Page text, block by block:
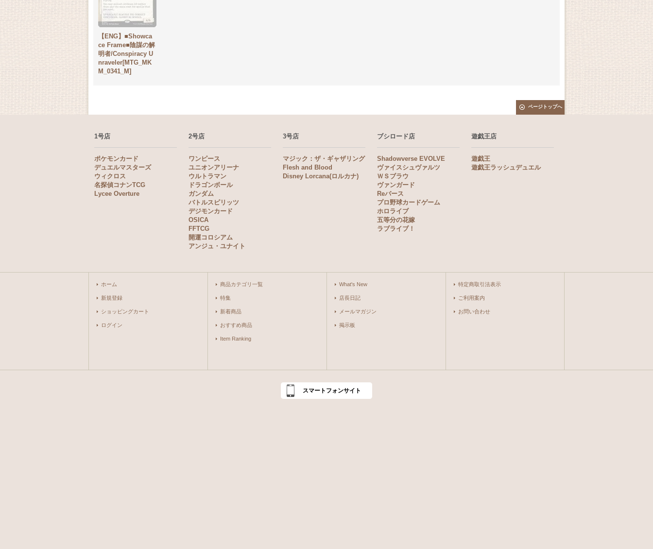
【ENG】■Showca
ce Frame■陰謀の解
明者/Conspiracy U
nraveler[MTG_MK
M_0341_M]
ページトップへ
1号店
ポケモンカード
デュエルマスターズ
ウィクロス
名探偵コナンTCG
Lycee Overture
2号店
ワンピース
ユニオンアリーナ
ウルトラマン
ドラゴンボール
ガンダム
バトルスピリッツ
デジモンカード
OSICA
FFTCG
開運コロシアム
アンジュ・ユナイト
3号店
マジック：ザ・ギャザリング
Flesh and Blood
Disney Lorcana(ロルカナ)
ブシロード店
Shadowverse EVOLVE
ヴァイスシュヴァルツ
ＷＳブラウ
ヴァンガード
Reバース
プロ野球カードゲーム
ホロライブ
五等分の花嫁
ラブライブ！
遊戯王店
遊戯王
遊戯王ラッシュデュエル
ホーム
新規登録
ショッピングカート
ログイン
商品カテゴリ一覧
特集
新着商品
おすすめ商品
Item Ranking
What's New
店長日記
メールマガジン
掲示板
特定商取引法表示
ご利用案内
お問い合わせ
スマートフォンサイト